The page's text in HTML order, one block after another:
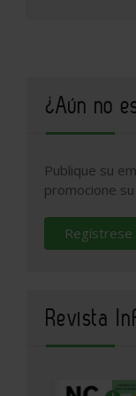
¿Aún no
Publique su
promocione
Regístrese
Revista